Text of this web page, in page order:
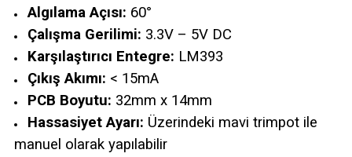
Algılama Açısı: 60°
Çalışma Gerilimi: 3.3V – 5V DC
Karşılaştırıcı Entegre: LM393
Çıkış Akımı: < 15mA
PCB Boyutu: 32mm x 14mm
Hassasiyet Ayarı: Üzerindeki mavi trimpot ile
manuel olarak yapılabilir